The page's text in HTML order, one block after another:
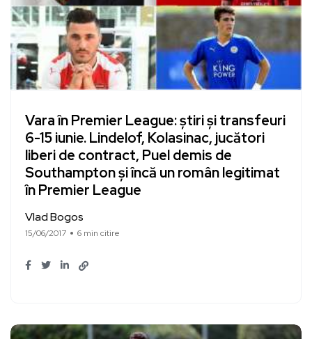
Vara în Premier League: știri și transfeuri
6-15 iunie. Lindelof, Kolasinac, jucători
liberi de contract, Puel demis de
Southampton și încă un român legitimat
în Premier League
Vlad Bogos
15/06/2017 6 min citire